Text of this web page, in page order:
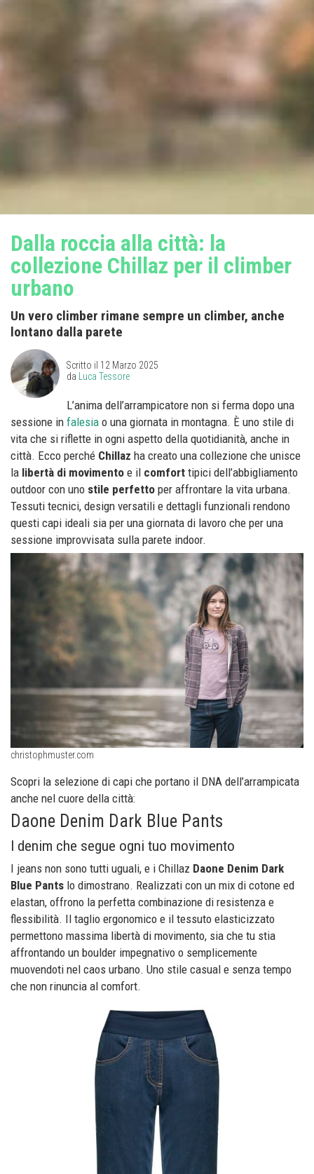
Dalla roccia alla città: la
collezione Chillaz per il climber
urbano
Un vero climber rimane sempre un climber, anche
lontano dalla parete
Scritto il 12 Marzo 2025
da Luca Tessore
L’anima dell’arrampicatore non si ferma dopo una
sessione in falesia o una giornata in montagna. È uno stile di
vita che si riflette in ogni aspetto della quotidianità, anche in
città. Ecco perché Chillaz ha creato una collezione che unisce
la libertà di movimento e il comfort tipici dell’abbigliamento
outdoor con uno stile perfetto per affrontare la vita urbana.
Tessuti tecnici, design versatili e dettagli funzionali rendono
questi capi ideali sia per una giornata di lavoro che per una
sessione improvvisata sulla parete indoor.
christophmuster.com
Scopri la selezione di capi che portano il DNA dell’arrampicata
anche nel cuore della città:
Daone Denim Dark Blue Pants
l denim che segue ogni tuo movimento
I jeans non sono tutti uguali, e i Chillaz Daone Denim Dark
Blue Pants lo dimostrano. Realizzati con un mix di cotone ed
elastan, offrono la perfetta combinazione di resistenza e
flessibilità. Il taglio ergonomico e il tessuto elasticizzato
permettono massima libertà di movimento, sia che tu stia
affrontando un boulder impegnativo o semplicemente
muovendoti nel caos urbano. Uno stile casual e senza tempo
che non rinuncia al comfort.